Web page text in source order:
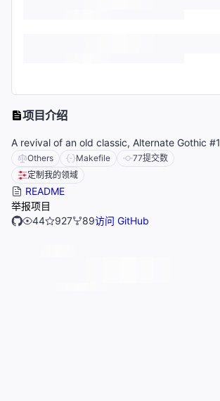
项目介绍
A revival of an old classic, Alternate Gothic #1
Others Makefile 77提交数
定制我的领域
README
举报项目
44
927 89访问 GitHub